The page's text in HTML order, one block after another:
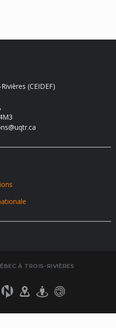
(CEIDEF)
À TROIS-RIVIÈRES